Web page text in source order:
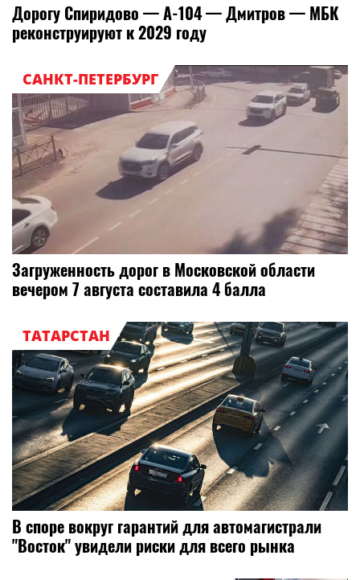
Дорогу Спиридово — А-104 — Дмитров — МБК
реконструируют к 2029 году
САНКТ-ПЕТЕРБУРГ
Загруженность дорог в Московской области
вечером 7 августа составила 4 балла
ТАТАРСТАН
В споре вокруг гарантий для автомагистрали
"Восток" увидели риски для всего рынка